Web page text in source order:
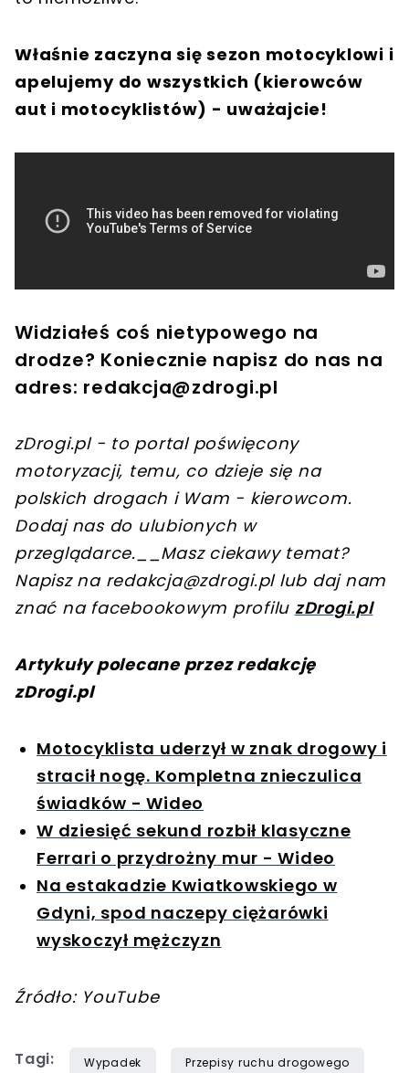
Właśnie zaczyna się sezon motocyklowi i
apelujemy do wszystkich (kierowców
aut i motocyklistów) - uważajcie!
Widziałeś coś nietypowego na
drodze? Koniecznie napisz do nas na
adres: redakcja@zdrogi.pl
zDrogi.pl - to portal poświęcony
motoryzacji, temu, co dzieje się na
polskich drogach i Wam - kierowcom.
Dodaj nas do ulubionych w
przeglądarce.__Masz ciekawy temat?
Napisz na redakcja@zdrogi.pllub daj nam
znać na facebookowym profilu zDrogi.pl
Artykuły polecane przez redakcję
zDrogi.pl
Motocyklista uderzył w znak drogowy i
stracił nogę. Kompletna znieczulica
świadków - Wideo
W dziesięć sekund rozbił klasyczne
Ferrari o przydrożny mur - Wideo
Na estakadzie Kwiatkowskiego w
Gdyni, spod naczepy ciężarówki
wyskoczył mężczyzn
Źródło: YouTube
Tagi: Wypadek Przepisy ruchu drogowego